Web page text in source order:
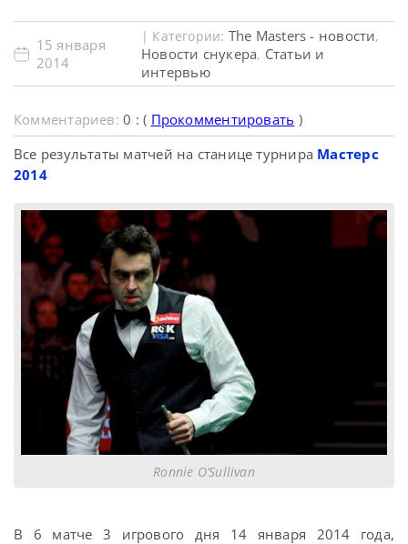
15 января
2014
| Категории: The Masters - новости,
Новости снукера, Статьи и
интервью
Комментариев:0 : ( Прокомментировать )
Все результаты матчей на станице турнира Мастерс
2014
Ronnie O’Sullivan
В 6 матче 3 игрового дня 14 января 2014 года,